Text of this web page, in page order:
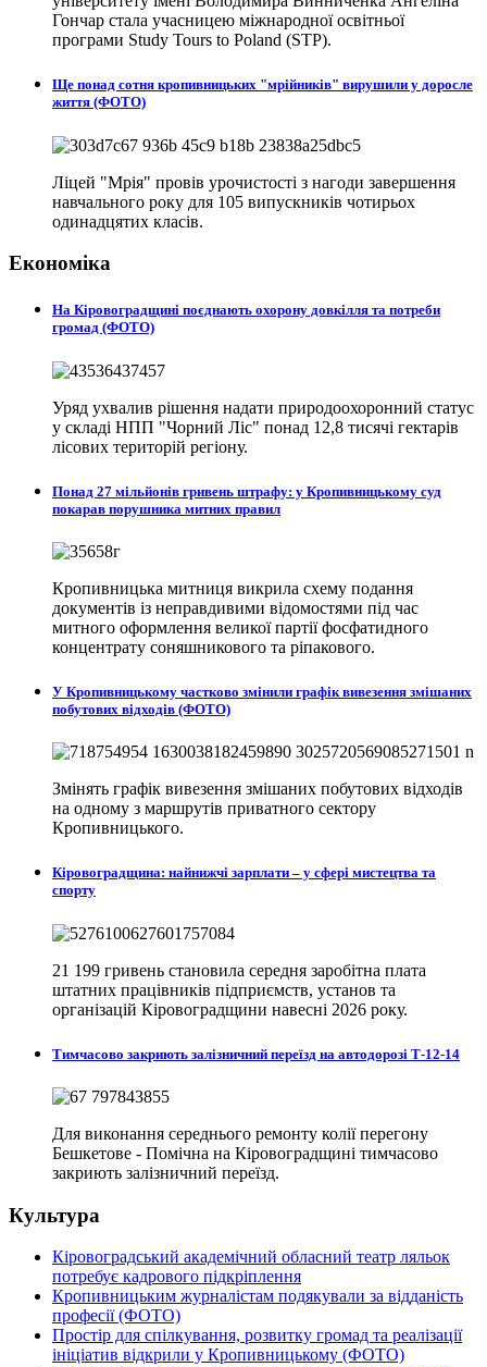
Гончар стала учасницею міжнародної освітньої
програми Study Tours to Poland (STP).
Ще понад сотня кропивницьких "мрійників" вирушили у доросле
життя (ФОТО)
Ліцей "Мрія" провів урочистості з нагоди завершення
навчального року для 105 випускників чотирьох
одинадцятих класів.
Економіка
На Кіровоградщині поєднають охорону довкілля та потреби
громад (ФОТО)
Уряд ухвалив рішення надати природоохоронний статус
у складі НПП "Чорний Ліс" понад 12,8 тисячі гектарів
лісових територій регіону.
Понад 27 мільйонів гривень штрафу: у Кропивницькому суд
покарав порушника митних правил
Кропивницька митниця викрила схему подання
документів із неправдивими відомостями під час
митного оформлення великої партії фосфатидного
концентрату соняшникового та ріпакового.
У Кропивницькому частково змінили графік вивезення змішаних
побутових відходів (ФОТО)
Змінять графік вивезення змішаних побутових відходів
на одному з маршрутів приватного сектору
Кропивницького.
Кіровоградщина: найнижчі зарплати – у сфері мистецтва та
спорту
21 199 гривень становила середня заробітна плата
штатних працівників підприємств, установ та
організацій Кіровоградщини навесні 2026 року.
Тимчасово закриють залізничний переїзд на автодорозі Т-12-14
Для виконання середнього ремонту колії перегону
Бешкетове - Помічна на Кіровоградщині тимчасово
закриють залізничний переїзд.
Культура
Кіровоградський академічний обласний театр ляльок
потребує кадрового підкріплення
Кропивницьким журналістам подякували за відданість
професії (ФОТО)
Простір для спілкування, розвитку громад та реалізації
ініціатив відкрили у Кропивницькому (ФОТО)